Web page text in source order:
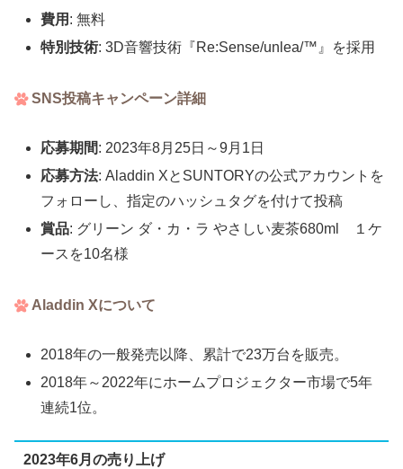
費用 : 無料
特別技術: 3D音響技術『Re:Sense/unlea/™』を採用
SNS投稿キャンペーン詳細
応募期間: 2023年8月25日～9月1日
応募方法: Aladdin XとSUNTORYの公式アカウントを
フォローし、指定のハッシュタグを付けて投稿
賞品: グリーン ダ・カ・ラ やさしい麦茶680ml １ケ
ースを10名様
Aladdin Xについて
2018年の一般発売以降、累計で23万台を販売。
2018年～2022年にホームプロジェクター市場で5年
連続1位。
2023年6月の売り上げ